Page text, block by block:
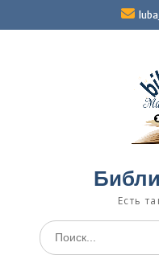
Есть
Поиск
по: